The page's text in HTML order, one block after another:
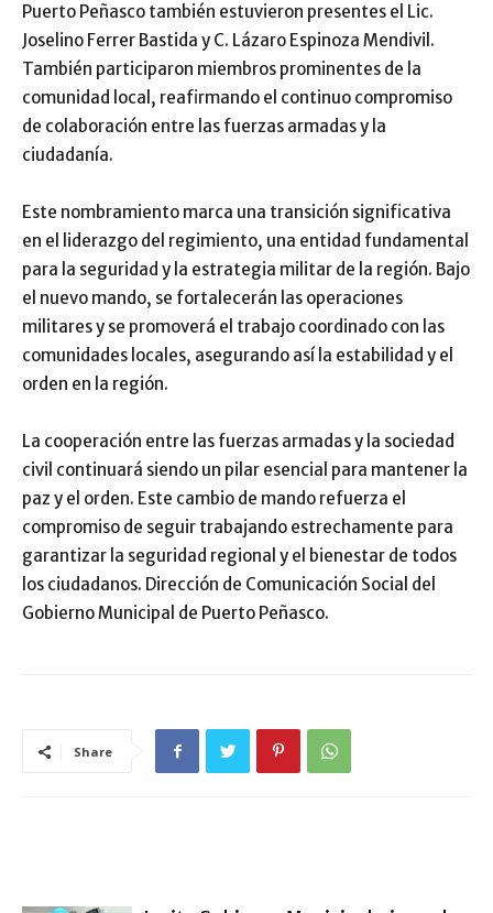
Puerto Peñasco también estuvieron presentes el Lic.
Joselino Ferrer Bastida y C. Lázaro Espinoza Mendivil.
También participaron miembros prominentes de la
comunidad local, reafirmando el continuo compromiso
de colaboración entre las fuerzas armadas y la
ciudadanía.
Este nombramiento marca una transición significativa
en el liderazgo del regimiento, una entidad fundamental
para la seguridad y la estrategia militar de la región. Bajo
el nuevo mando, se fortalecerán las operaciones
militares y se promoverá el trabajo coordinado con las
comunidades locales, asegurando así la estabilidad y el
orden en la región.
La cooperación entre las fuerzas armadas y la sociedad
civil continuará siendo un pilar esencial para mantener la
paz y el orden. Este cambio de mando refuerza el
compromiso de seguir trabajando estrechamente para
garantizar la seguridad regional y el bienestar de todos
los ciudadanos. Dirección de Comunicación Social del
Gobierno Municipal de Puerto Peñasco.
Share